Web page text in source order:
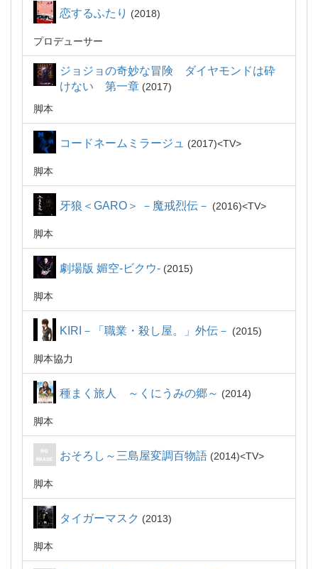
恋するふたり 2018
プロデューサー
ジョジョの奇妙な冒険 ダイヤモンドは砕
けない 第一章
2017
脚本
コードネームミラージュ 2017 TV
脚本
牙狼＜GARO＞ －魔戒烈伝－ 2016 TV
脚本
劇場版 媚空-ビクウ- 2015
脚本
KIRI－「職業・殺し屋。」外伝－ 2015
脚本協力
種まく旅人 ～くにうみの郷～ 2014
脚本
おそろし～三島屋変調百物語 2014 TV
脚本
タイガーマスク 2013
脚本